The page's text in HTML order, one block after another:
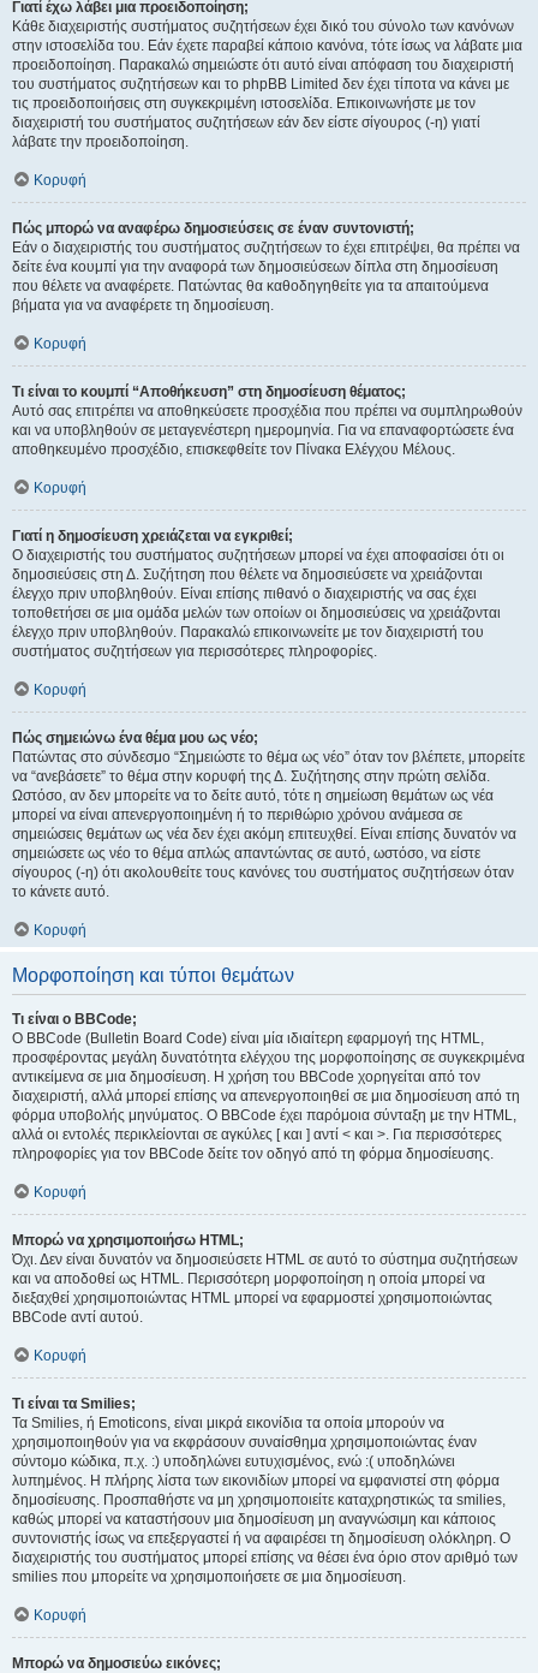
Γιατί έχω λάβει μια προειδοποίηση;
Κάθε διαχειριστής συστήματος συζητήσεων έχει δικό του σύνολο των κανόνων
στην ιστοσελίδα του. Εάν έχετε παραβεί κάποιο κανόνα, τότε ίσως να λάβατε μια
προειδοποίηση. Παρακαλώ σημειώστε ότι αυτό είναι απόφαση του διαχειριστή
του συστήματος συζητήσεων και το phpBB Limited δεν έχει τίποτα να κάνει με
τις προειδοποιήσεις στη συγκεκριμένη ιστοσελίδα. Επικοινωνήστε με τον
διαχειριστή του συστήματος συζητήσεων εάν δεν είστε σίγουρος (-η) γιατί
λάβατε την προειδοποίηση.
Κορυφή
Πώς μπορώ να αναφέρω δημοσιεύσεις σε έναν συντονιστή;
Εάν ο διαχειριστής του συστήματος συζητήσεων το έχει επιτρέψει, θα πρέπει να
δείτε ένα κουμπί για την αναφορά των δημοσιεύσεων δίπλα στη δημοσίευση
που θέλετε να αναφέρετε. Πατώντας θα καθοδηγηθείτε για τα απαιτούμενα
βήματα για να αναφέρετε τη δημοσίευση.
Κορυφή
Τι είναι το κουμπί “Αποθήκευση” στη δημοσίευση θέματος;
Αυτό σας επιτρέπει να αποθηκεύσετε προσχέδια που πρέπει να συμπληρωθούν
και να υποβληθούν σε μεταγενέστερη ημερομηνία. Για να επαναφορτώσετε ένα
αποθηκευμένο προσχέδιο, επισκεφθείτε τον Πίνακα Ελέγχου Μέλους.
Κορυφή
Γιατί η δημοσίευση χρειάζεται να εγκριθεί;
Ο διαχειριστής του συστήματος συζητήσεων μπορεί να έχει αποφασίσει ότι οι
δημοσιεύσεις στη Δ. Συζήτηση που θέλετε να δημοσιεύσετε να χρειάζονται
έλεγχο πριν υποβληθούν. Είναι επίσης πιθανό ο διαχειριστής να σας έχει
τοποθετήσει σε μια ομάδα μελών των οποίων οι δημοσιεύσεις να χρειάζονται
έλεγχο πριν υποβληθούν. Παρακαλώ επικοινωνείτε με τον διαχειριστή του
συστήματος συζητήσεων για περισσότερες πληροφορίες.
Κορυφή
Πώς σημειώνω ένα θέμα μου ως νέο;
Πατώντας στο σύνδεσμο “Σημειώστε το θέμα ως νέο” όταν τον βλέπετε, μπορείτε
να “ανεβάσετε” το θέμα στην κορυφή της Δ. Συζήτησης στην πρώτη σελίδα.
Ωστόσο, αν δεν μπορείτε να το δείτε αυτό, τότε η σημείωση θεμάτων ως νέα
μπορεί να είναι απενεργοποιημένη ή το περιθώριο χρόνου ανάμεσα σε
σημειώσεις θεμάτων ως νέα δεν έχει ακόμη επιτευχθεί. Είναι επίσης δυνατόν να
σημειώσετε ως νέο το θέμα απλώς απαντώντας σε αυτό, ωστόσο, να είστε
σίγουρος (-η) ότι ακολουθείτε τους κανόνες του συστήματος συζητήσεων όταν
το κάνετε αυτό.
Κορυφή
Μορφοποίηση και τύποι θεμάτων
Τι είναι ο BBCode;
Ο BBCode (Bulletin Board Code) είναι μία ιδιαίτερη εφαρμογή της HTML,
προσφέροντας μεγάλη δυνατότητα ελέγχου της μορφοποίησης σε συγκεκριμένα
αντικείμενα σε μια δημοσίευση. Η χρήση του BBCode χορηγείται από τον
διαχειριστή, αλλά μπορεί επίσης να απενεργοποιηθεί σε μια δημοσίευση από τη
φόρμα υποβολής μηνύματος. Ο BBCode έχει παρόμοια σύνταξη με την HTML,
αλλά οι εντολές περικλείονται σε αγκύλες [ και ] αντί < και >. Για περισσότερες
πληροφορίες για τον BBCode δείτε τον οδηγό από τη φόρμα δημοσίευσης.
Κορυφή
Μπορώ να χρησιμοποιήσω HTML;
Όχι. Δεν είναι δυνατόν να δημοσιεύσετε HTML σε αυτό το σύστημα συζητήσεων
και να αποδοθεί ως HTML. Περισσότερη μορφοποίηση η οποία μπορεί να
διεξαχθεί χρησιμοποιώντας HTML μπορεί να εφαρμοστεί χρησιμοποιώντας
BBCode αντί αυτού.
Κορυφή
Τι είναι τα Smilies;
Τα Smilies, ή Emoticons, είναι μικρά εικονίδια τα οποία μπορούν να
χρησιμοποιηθούν για να εκφράσουν συναίσθημα χρησιμοποιώντας έναν
σύντομο κώδικα, π.χ. :) υποδηλώνει ευτυχισμένος, ενώ :( υποδηλώνει
λυπημένος. Η πλήρης λίστα των εικονιδίων μπορεί να εμφανιστεί στη φόρμα
δημοσίευσης. Προσπαθήστε να μη χρησιμοποιείτε καταχρηστικώς τα smilies,
καθώς μπορεί να καταστήσουν μια δημοσίευση μη αναγνώσιμη και κάποιος
συντονιστής ίσως να επεξεργαστεί ή να αφαιρέσει τη δημοσίευση ολόκληρη. Ο
διαχειριστής του συστήματος μπορεί επίσης να θέσει ένα όριο στον αριθμό των
smilies που μπορείτε να χρησιμοποιήσετε σε μια δημοσίευση.
Κορυφή
Μπορώ να δημοσιεύω εικόνες;